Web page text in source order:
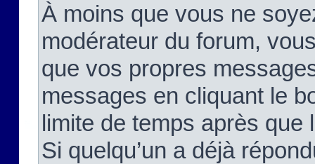
À moins que vous ne
modérateur du forum,
que vos propres
messages en cliquant le
limite de temps après que
Si quelqu’un a déjà